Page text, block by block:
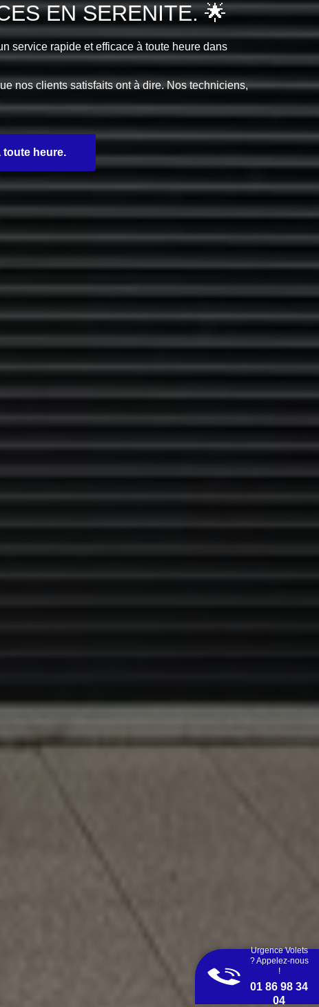
EN SERENITE. 🌟
service rapide et efficace à toute heure dans
nos clients satisfaits ont à dire. Nos techniciens,
heure.
Urgence Volets
? Appelez-nous
!
01 86 98 34
04